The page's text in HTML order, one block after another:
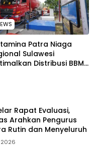
Patra Niaga
Sulawesi
Distribusi BBM
Rapat Evaluasi,
Arahkan Pengurus
Rutin dan Menyeluruh
2026